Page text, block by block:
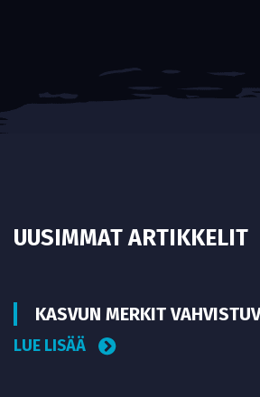
UUSIMMAT ARTIKKELIT
KASVUN MERKIT
LUE LISÄÄ